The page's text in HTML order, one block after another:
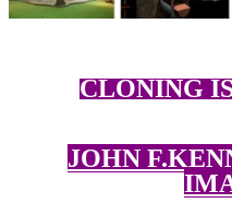
CLONING
JOHN